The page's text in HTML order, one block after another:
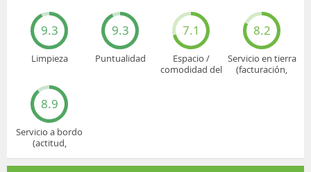
9.3
Limpieza
9.3
Puntualidad
7.1
Espacio /
comodidad del
8.2
Servicio en tierra
(facturación,
8.9
Servicio a bordo
(actitud,